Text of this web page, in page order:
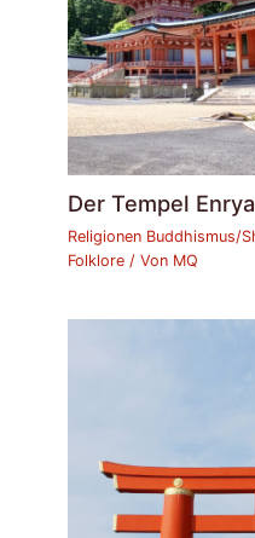
Der Tempel
Religionen Buddhismus/
Folklore / Von MQ